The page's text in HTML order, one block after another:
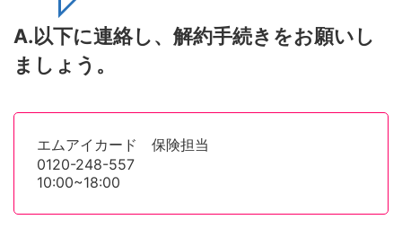
A.以下に連絡し、解約手続きをお願いし
ましょう。
エムアイカード 保険担当
0120-248-557
10:00~18:00